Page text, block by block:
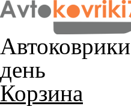
день
Корзина